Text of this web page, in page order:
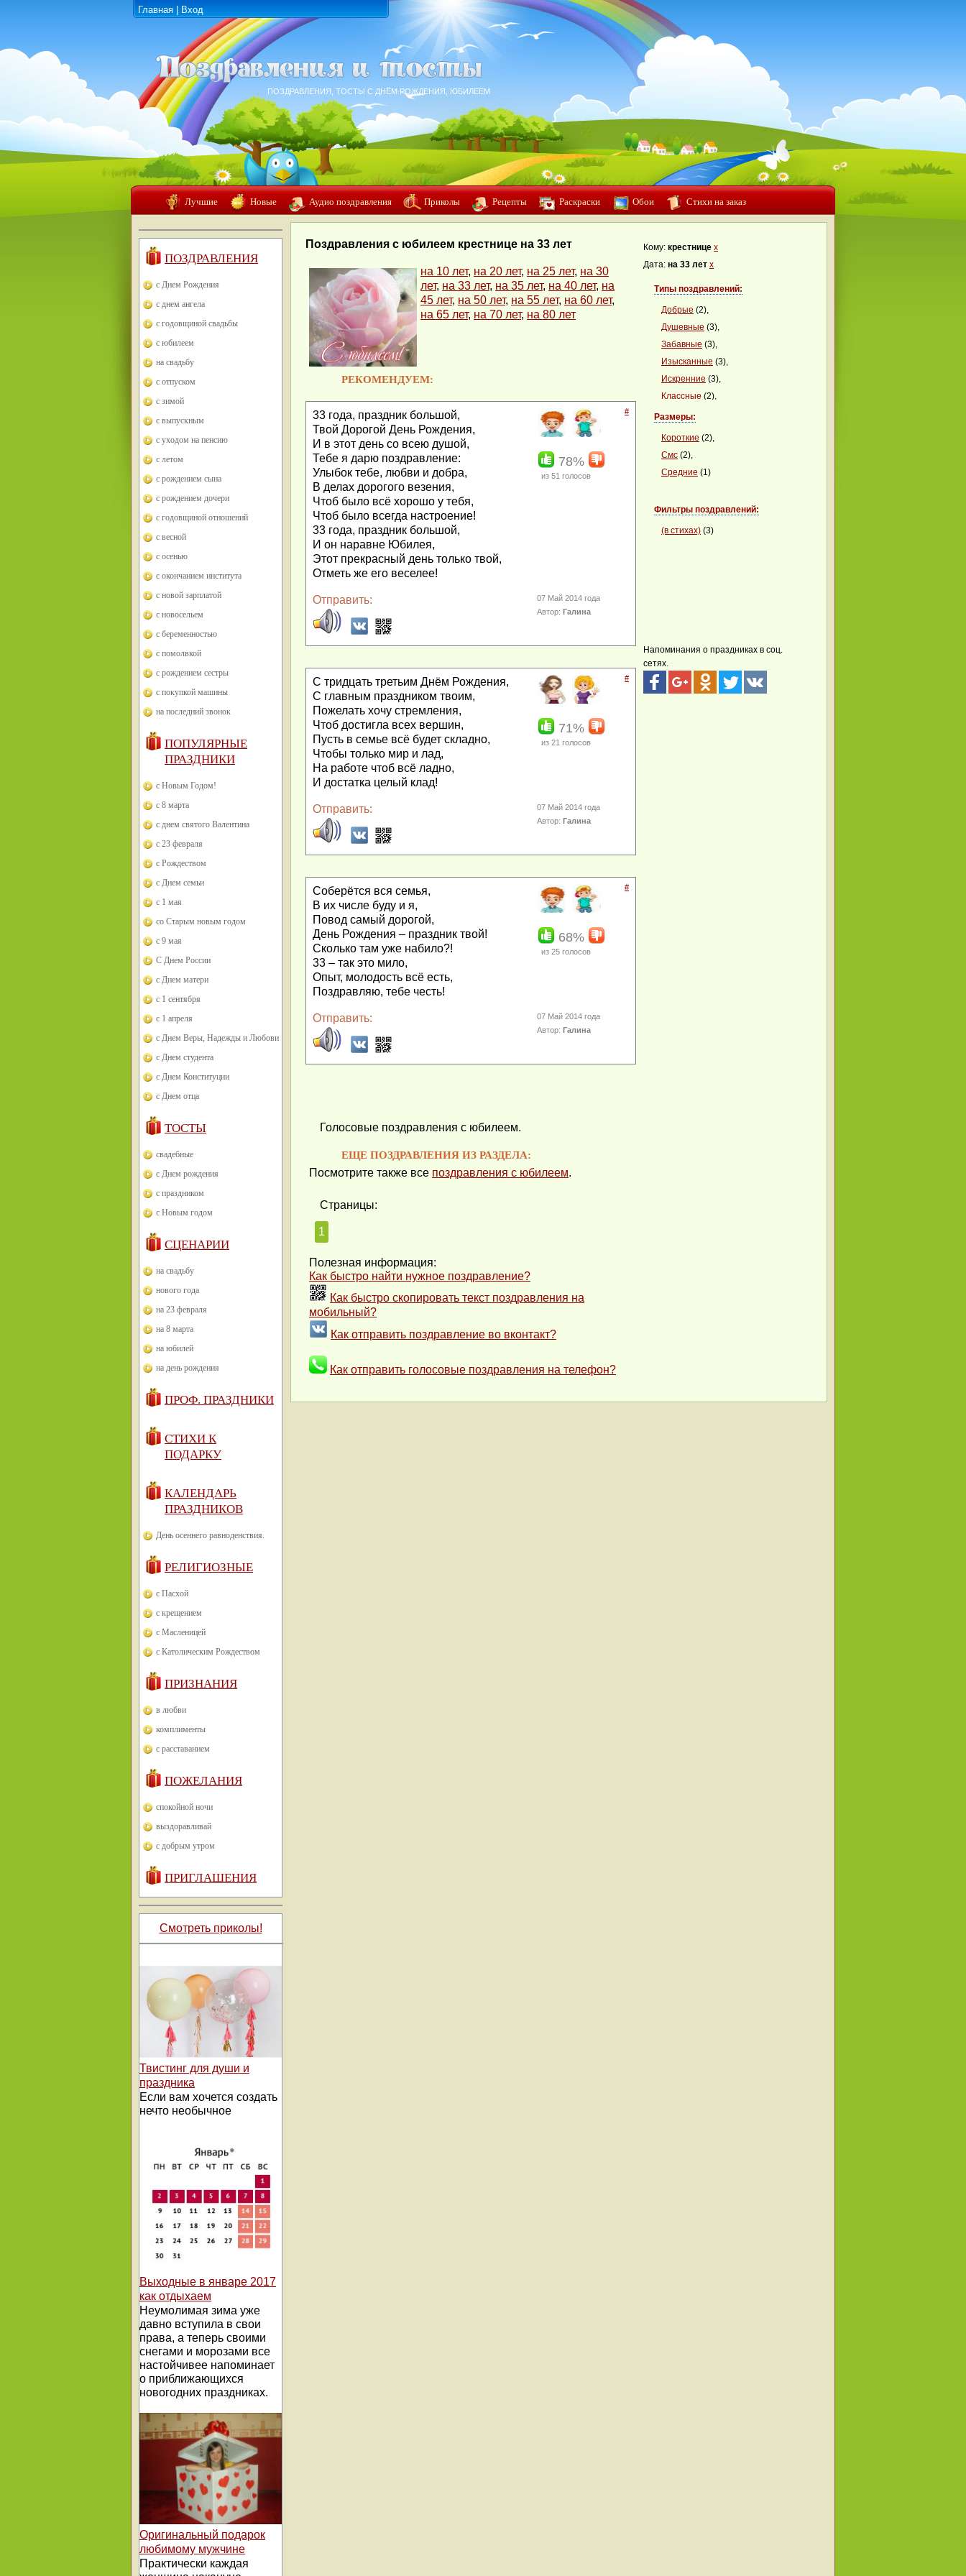
Главная Вход
ПОЗДРАВЛЕНИЯ, ТОСТЫ С ДНЁМ РОЖДЕНИЯ, ЮБИЛЕЕМ
Лучшие Новые Аудио поздравления Приколы Рецепты Раскраски Обои Стихи на заказ
ПОЗДРАВЛЕНИЯ
с Днем Рождения
с днем ангела
с годовщиной свадьбы
с юбилеем
на свадьбу
с отпуском
с зимой
с выпускным
с уходом на пенсию
с летом
с рождением сына
с рождением дочери
с годовщиной отношений
с весной
с осенью
с окончанием института
с новой зарплатой
с новосельем
с беременностью
с помолвкой
с рождением сестры
с покупкой машины
на последний звонок
ПОПУЛЯРНЫЕ
ПРАЗДНИКИ
с Новым Годом!
с 8 марта
с днем святого Валентина
с 23 февраля
с Рождеством
с Днем семьи
с 1 мая
со Старым новым годом
с 9 мая
С Днем России
с Днем матери
с 1 сентября
с 1 апреля
с Днем Веры, Надежды и Любови
с Днем студента
с Днем Конституции
с Днем отца
ТОСТЫ
свадебные
с Днем рождения
с праздником
с Новым годом
СЦЕНАРИИ
на свадьбу
нового года
на 23 февраля
на 8 марта
на юбилей
на день рождения
ПРОФ. ПРАЗДНИКИ
СТИХИ К
ПОДАРКУ
КАЛЕНДАРЬ
ПРАЗДНИКОВ
День осеннего равноденствия.
РЕЛИГИОЗНЫЕ
с Пасхой
с крещением
с Масленицей
с Католическим Рождеством
ПРИЗНАНИЯ
в любви
комплименты
с расставанием
ПОЖЕЛАНИЯ
спокойной ночи
выздоравливай
с добрым утром
ПРИГЛАШЕНИЯ
Смотреть приколы!
Твистинг для души и
праздника
Если вам хочется создать
нечто необычное
Выходные в январе 2017
как отдыхаем
Неумолимая зима уже
давно вступила в свои
права, а теперь своими
снегами и морозами все
настойчивее напоминает
о приближающихся
новогодних праздниках.
Оригинальный подарок
любимому мужчине
Практически каждая
Поздравления с юбилеем крестнице на 33 лет
на 10 лет, на 20 лет, на 25 лет, на 30
лет, на 33 лет, на 35 лет, на 40 лет, на
45 лет, на 50 лет, на 55 лет, на 60 лет,
на 65 лет, на 70 лет, на 80 лет
РЕКОМЕНДУЕМ:
33 года, праздник большой,
Твой Дорогой День Рождения,
И в этот день со всею душой,
Тебе я дарю поздравление:
Улыбок тебе, любви и добра,
В делах дорогого везения,
Чтоб было всё хорошо у тебя,
Чтоб было всегда настроение!
33 года, праздник большой,
И он наравне Юбилея,
Этот прекрасный день только твой,
Отметь же его веселее!
#
78%
из 51 голосов
Отправить:
07 Май 2014 года
Автор: Галина
С тридцать третьим Днём Рождения,
С главным праздником твоим,
Пожелать хочу стремления,
Чтоб достигла всех вершин,
Пусть в семье всё будет складно,
Чтобы только мир и лад,
На работе чтоб всё ладно,
И достатка целый клад!
#
71%
из 21 голосов
Отправить:
07 Май 2014 года
Автор: Галина
Соберётся вся семья,
В их числе буду и я,
Повод самый дорогой,
День Рождения – праздник твой!
Сколько там уже набило?!
33 – так это мило,
Опыт, молодость всё есть,
Поздравляю, тебе честь!
#
68%
из 25 голосов
Отправить:
07 Май 2014 года
Автор: Галина
Голосовые поздравления с юбилеем.
ЕЩЕ ПОЗДРАВЛЕНИЯ ИЗ РАЗДЕЛА:
Посмотрите также все поздравления с юбилеем.
Страницы:
1
Полезная информация:
Как быстро найти нужное поздравление?
Как быстро скопировать текст поздравления на
мобильный?
Как отправить поздравление во вконтакт?
Как отправить голосовые поздравления на телефон?
Кому: крестнице x
Дата: на 33 лет x
Типы поздравлений:
Добрые (2),
Душевные (3),
Забавные (3),
Изысканные (3),
Искренние (3),
Классные (2),
Красивые
Размеры:
Короткие (2),
Смс (2),
Средние (1)
Фильтры поздравлений:
(в стихах) (3)
Напоминания о праздниках в соц.
сетях.